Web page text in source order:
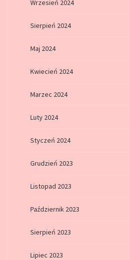
Wrzesień 2024
Sierpień 2024
Maj 2024
Kwiecień 2024
Marzec 2024
Luty 2024
Styczeń 2024
Grudzień 2023
Listopad 2023
Październik 2023
Sierpień 2023
Lipiec 2023